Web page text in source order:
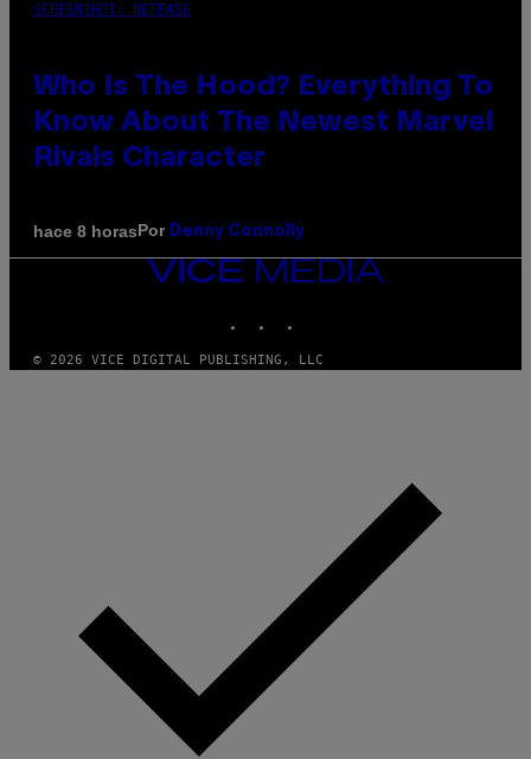
SCREENSHOT: NETEASE
Who Is The Hood? Everything To
Know About The Newest Marvel
Rivals Character
hace 8 horasPor Denny Connolly
VICE
© 2026 VICE DIGITAL PUBLISHING, LLC